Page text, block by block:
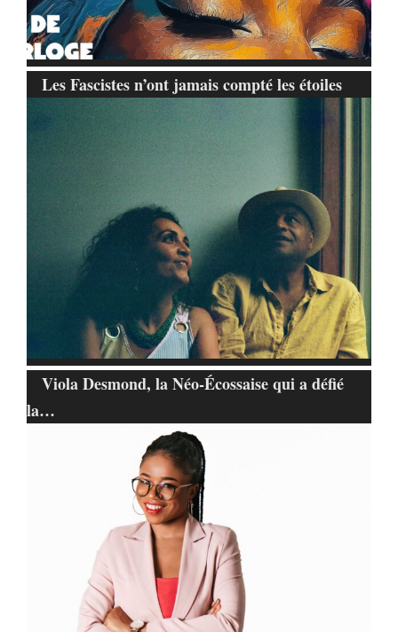
Les Fascistes n’ont jamais compté les étoiles
Viola Desmond, la Néo-Écossaise qui a défié
la…